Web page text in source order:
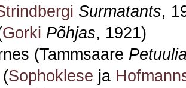
Surmatants,
Gorki Põhjas, 1921)
(Tammsaare
Sophoklese ja